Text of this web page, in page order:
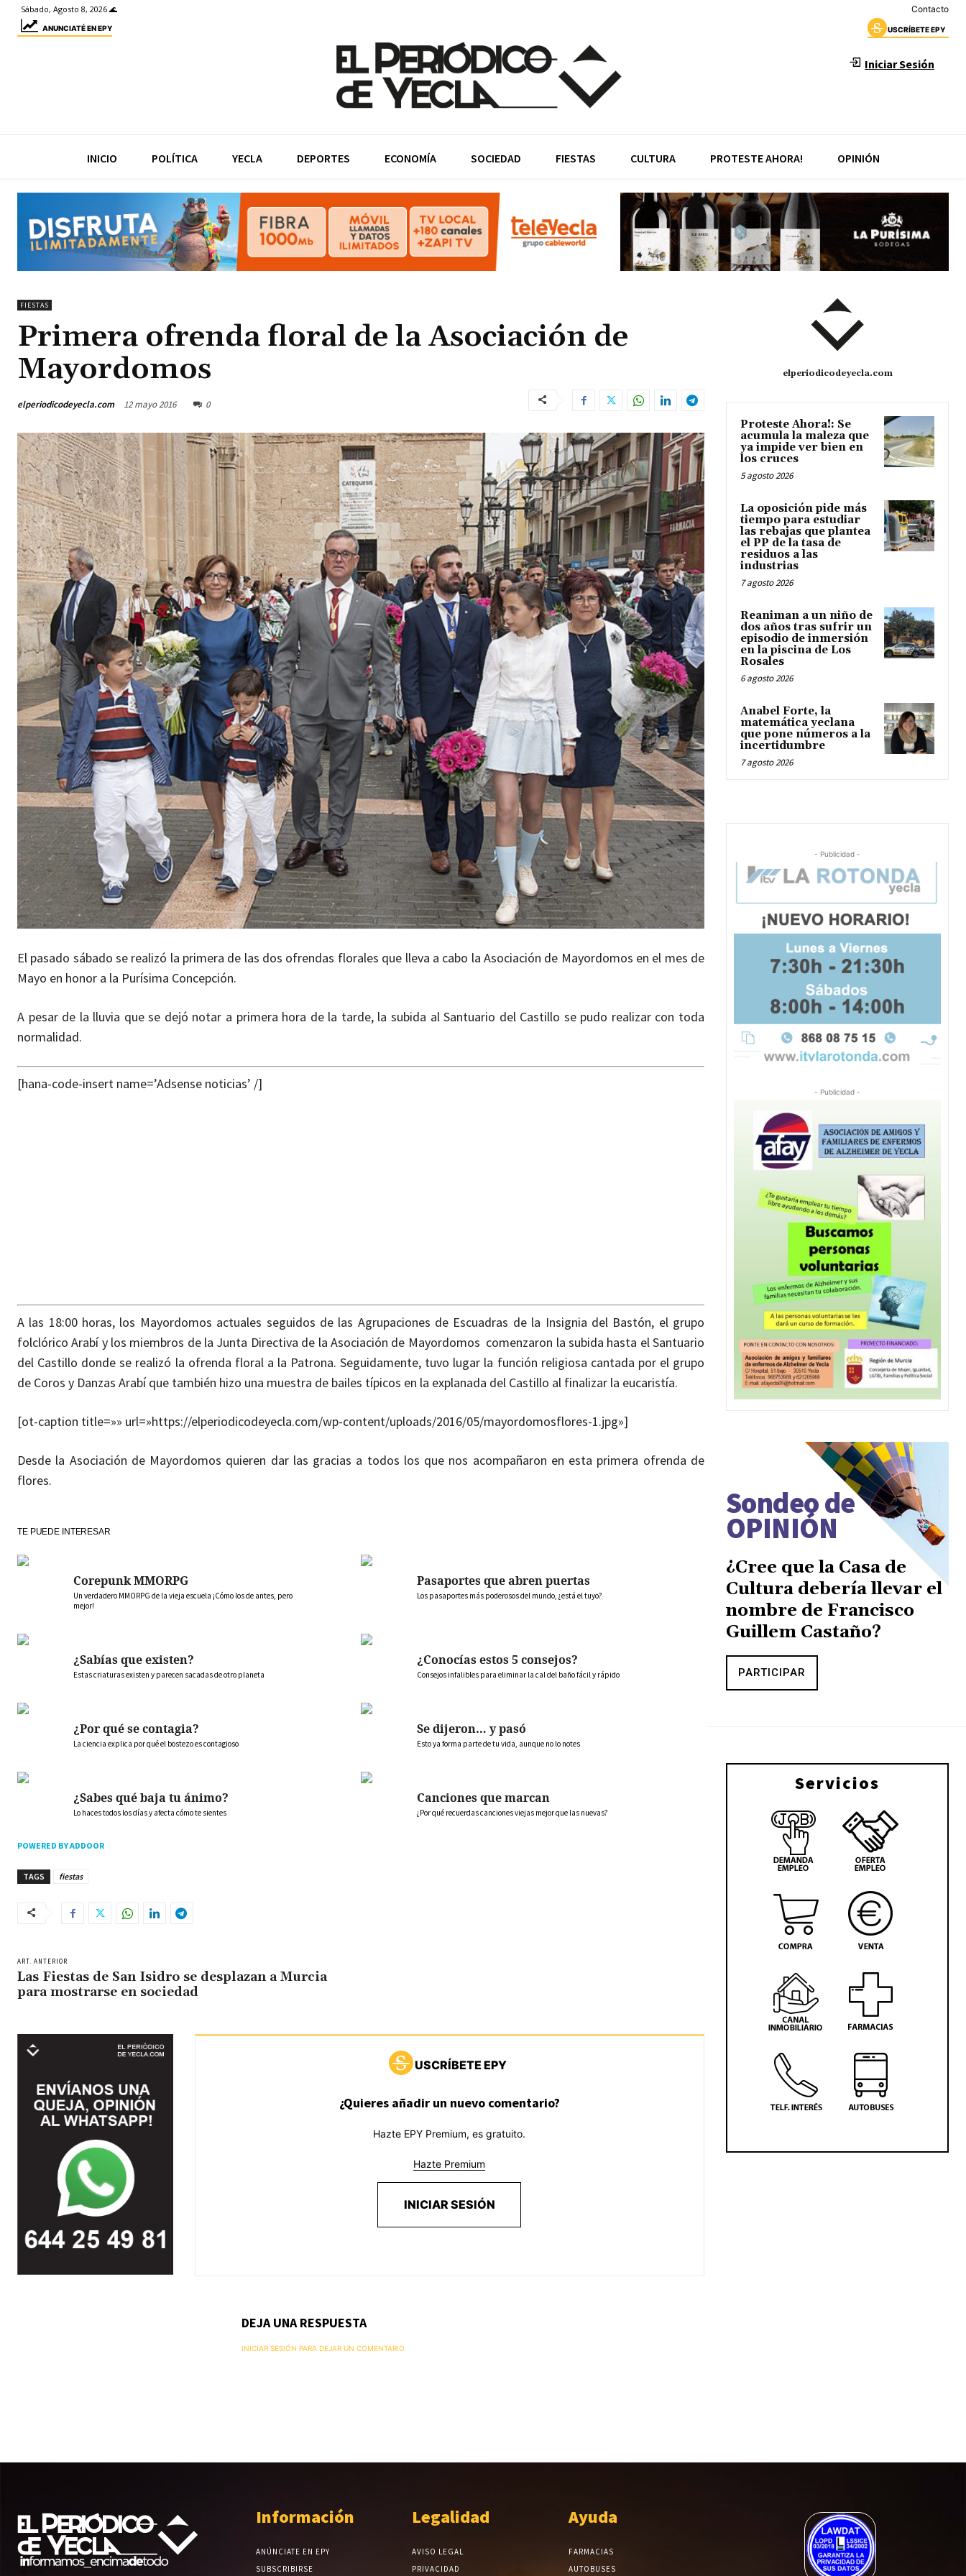
Sábado, Agosto 8, 2026 🌊 Contacto
ANUNCIATÉ EN EPY USCRÍBETE EPY
Iniciar Sesión
INICIO POLÍTICA YECLA DEPORTES ECONOMÍA SOCIEDAD FIESTAS CULTURA PROTESTE AHORA! OPINIÓN
FIESTAS
Primera ofrenda floral de la Asociación de
Mayordomos
elperiodicodeyecla.com 12 mayo 2016 0
El pasado sábado se realizó la primera de las dos ofrendas florales que lleva a cabo la Asociación de Mayordomos en el mes de
Mayo en honor a la Purísima Concepción.
A pesar de la lluvia que se dejó notar a primera hora de la tarde, la subida al Santuario del Castillo se pudo realizar con toda
normalidad.
[hana-code-insert name=’Adsense noticias’ /]
A las 18:00 horas, los Mayordomos actuales seguidos de las Agrupaciones de Escuadras de la Insignia del Bastón, el grupo
folclórico Arabí y los miembros de la Junta Directiva de la Asociación de Mayordomos comenzaron la subida hasta el Santuario
del Castillo donde se realizó la ofrenda floral a la Patrona. Seguidamente, tuvo lugar la función religiosa cantada por el grupo
de Coros y Danzas Arabí que también hizo una muestra de bailes típicos en la explanada del Castillo al finalizar la eucaristía.
[ot-caption title=»» url=»https://elperiodicodeyecla.com/wp-content/uploads/2016/05/mayordomosflores-1.jpg»]
Desde la Asociación de Mayordomos quieren dar las gracias a todos los que nos acompañaron en esta primera ofrenda de
flores.
TE PUEDE INTERESAR
Corepunk MMORPG
Un verdadero MMORPG de la vieja escuela ¡Cómo los de antes, pero
mejor!
Pasaportes que abren puertas
Los pasaportes más poderosos del mundo, ¿está el tuyo?
¿Sabías que existen?
Estas criaturas existen y parecen sacadas de otro planeta
¿Conocías estos 5 consejos?
Consejos infalibles para eliminar la cal del baño fácil y rápido
¿Por qué se contagia?
La ciencia explica por qué el bostezo es contagioso
Se dijeron… y pasó
Esto ya forma parte de tu vida, aunque no lo notes
¿Sabes qué baja tu ánimo?
Lo haces todos los días y afecta cómo te sientes
Canciones que marcan
¿Por qué recuerdas canciones viejas mejor que las nuevas?
POWERED BY ADDOOR
TAGS fiestas
ART. ANTERIOR
Las Fiestas de San Isidro se desplazan a Murcia
para mostrarse en sociedad
USCRÍBETE EPY
¿Quieres añadir un nuevo comentario?
Hazte EPY Premium, es gratuito.
Hazte Premium
INICIAR SESIÓN
DEJA UNA RESPUESTA
INICIAR SESIÓN PARA DEJAR UN COMENTARIO
elperiodicodeyecla.com
Proteste Ahora!: Se
acumula la maleza que
ya impide ver bien en
los cruces
5 agosto 2026
La oposición pide más
tiempo para estudiar
las rebajas que plantea
el PP de la tasa de
residuos a las
industrias
7 agosto 2026
Reaniman a un niño de
dos años tras sufrir un
episodio de inmersión
en la piscina de Los
Rosales
6 agosto 2026
Anabel Forte, la
matemática yeclana
que pone números a la
incertidumbre
7 agosto 2026
- Publicidad -
- Publicidad -
Sondeo de
OPINIÓN
¿Cree que la Casa de
Cultura debería llevar el
nombre de Francisco
Guillem Castaño?
PARTICIPAR
Servicios
Información
ANÚNCIATE EN EPY
SUBSCRIBIRSE
Legalidad
AVISO LEGAL
PRIVACIDAD
Ayuda
FARMACIAS
AUTOBUSES